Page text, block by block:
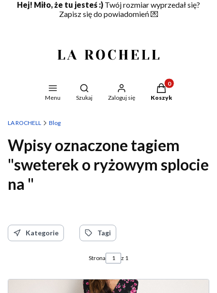
Hej! Miło, że tu jesteś :) Twój rozmiar wyprzedał się?
Zapisz się do powiadomień 💌
Menu
Otwórz wyszukiwarkę
Szukaj Zaloguj się
Produkty w
Koszyk
LA ROCHELL Blog
Wpisy oznaczone tagiem
"sweterek o ryżowym splocie
na "
Kategorie Tagi
Strona z 1